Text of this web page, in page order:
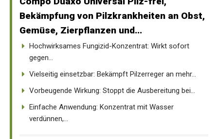
Bekämpfung von Pilzkrankheiten an Obst,
Gemüse, Zierpflanzen und...
Hochwirksames Fungizid-Konzentrat: Wirkt sofort
gegen...
Vielseitig einsetzbar: Bekämpft Pilzerreger an mehr...
Vorbeugende Wirkung: Stoppt die Ausbereitung bei...
Einfache Anwendung: Konzentrat mit Wasser
verdünnen,...